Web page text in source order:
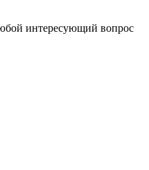
интересующий вопрос